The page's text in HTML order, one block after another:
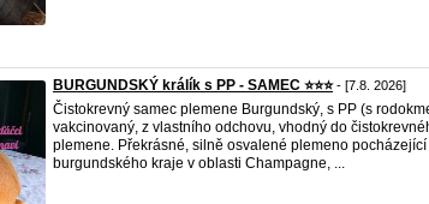
BURGUNDSKÝ králík s PP - SAMEC ⭐️⭐️⭐️- [7.8. 2026]
Čistokrevný samec plemene Burgundský, s PP (s
vakcinovaný, z vlastního odchovu, vhodný do
plemene. Překrásné, silně osvalené plemeno pocházející
burgundského kraje v oblasti Champagne, ...